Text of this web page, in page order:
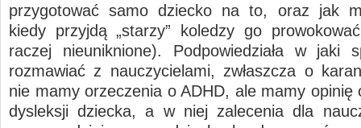
przygotować samo dziecko na to, oraz jak
kiedy przyjdą „starzy” koledzy go
raczej nieuniknione). Podpowiedziała w jaki
rozmawiać z nauczycielami, zwłaszcza o
nie mamy orzeczenia o ADHD, ale mamy opinię
dysleksji dziecka, a w niej zalecenia dla